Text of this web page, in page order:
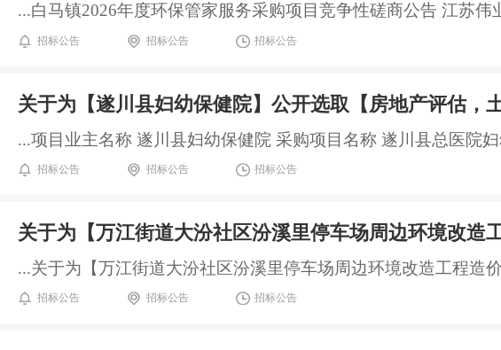
...白马镇2026年度环保管家服务采购项目竞争性磋商公告 江苏
招标公告 招标公告 招标公告
关于为【遂川县妇幼保健院】公开选取【房地产评估，
...项目业主名称 遂川县妇幼保健院 采购项目名称 遂川县总医院
招标公告 招标公告 招标公告
关于为【万江街道大汾社区汾溪里停车场周边环境改
...关于为【万江街道大汾社区汾溪里停车场周边环境改造工程造
招标公告 招标公告 招标公告